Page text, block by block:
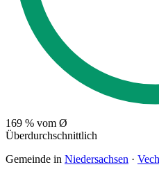
169 % vom Ø
Überdurchschnittlich
Gemeinde in Niedersachsen ·